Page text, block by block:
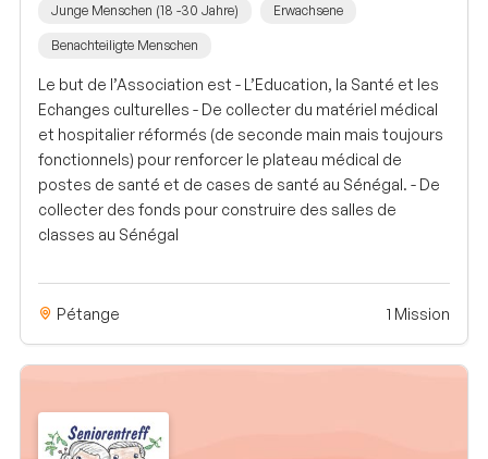
Junge Menschen (18 -30 Jahre) Erwachsene
Benachteiligte Menschen
Le but de l’Association est - L’Education, la Santé et les
Echanges culturelles - De collecter du matériel médical
et hospitalier réformés (de seconde main mais toujours
fonctionnels) pour renforcer le plateau médical de
postes de santé et de cases de santé au Sénégal. - De
collecter des fonds pour construire des salles de
classes au Sénégal
Pétange 1 Mission